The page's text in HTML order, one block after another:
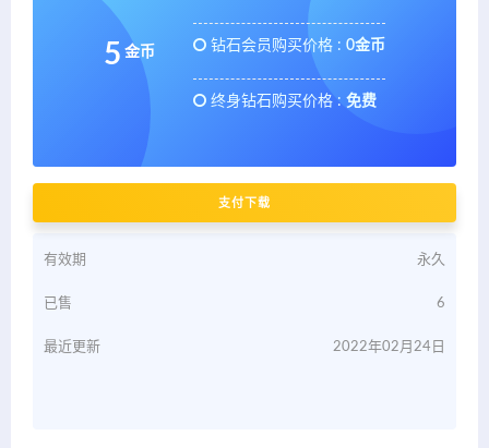
5 金币 钻石会员购买价格 : 0金币
终身钻石购买价格 : 免费
支付下载
有效期 永久
已售 6
最近更新 2022年02月24日